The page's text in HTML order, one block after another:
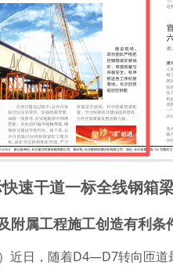
速干道一标全线钢箱
附属工程施工创造有利条
近日，随着D4—D7转向匝